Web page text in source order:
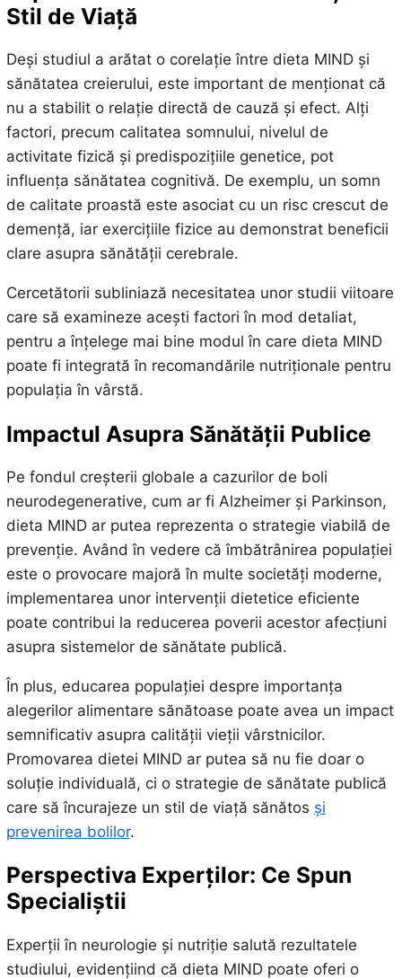
Stil de Viață
Deși studiul a arătat o corelație între dieta MIND și
sănătatea creierului, este important de menționat că
nu a stabilit o relație directă de cauză și efect. Alți
factori, precum calitatea somnului, nivelul de
activitate fizică și predispozițiile genetice, pot
influența sănătatea cognitivă. De exemplu, un somn
de calitate proastă este asociat cu un risc crescut de
demență, iar exercițiile fizice au demonstrat beneficii
clare asupra sănătății cerebrale.
Cercetătorii subliniază necesitatea unor studii viitoare
care să examineze acești factori în mod detaliat,
pentru a înțelege mai bine modul în care dieta MIND
poate fi integrată în recomandările nutriționale pentru
populația în vârstă.
Impactul Asupra Sănătății Publice
Pe fondul creșterii globale a cazurilor de boli
neurodegenerative, cum ar fi Alzheimer și Parkinson,
dieta MIND ar putea reprezenta o strategie viabilă de
prevenție. Având în vedere că îmbătrânirea populației
este o provocare majoră în multe societăți moderne,
implementarea unor intervenții dietetice eficiente
poate contribui la reducerea poverii acestor afecțiuni
asupra sistemelor de sănătate publică.
În plus, educarea populației despre importanța
alegerilor alimentare sănătoase poate avea un impact
semnificativ asupra calității vieții vârstnicilor.
Promovarea dietei MIND ar putea să nu fie doar o
soluție individuală, ci o strategie de sănătate publică
care să încurajeze un stil de viață sănătos și
prevenirea bolilor.
Perspectiva Experților: Ce Spun
Specialiștii
Experții în neurologie și nutriție salută rezultatele
studiului, evidențiind că dieta MIND poate oferi o